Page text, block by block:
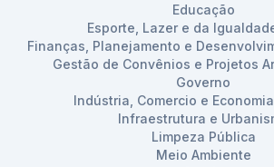
Educação
Esporte, Lazer e da
Finanças, Planejamento e
Gestão de Convênios e Projetos
Governo
Indústria, Comercio e
Infraestrutura e
Limpeza Pública
Meio Ambiente